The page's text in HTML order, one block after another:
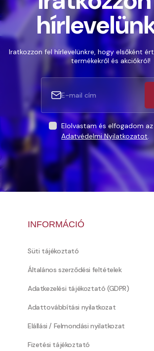
Iratkozzon fel hírlevelünkre, hogy elsőként
termékekről és akciókról!
Elolvastam és elfogadom az
Adatvédelmi Nyilatkozatot.
INFORMÁCIÓ
Süti tájékoztató
Általános szerződési feltételek
Adatkezelési tájékoztató (GDPR)
Adattovábbítási nyilatkozat
Elállási / Felmondási nyilatkozat
Fizetési tájékoztató